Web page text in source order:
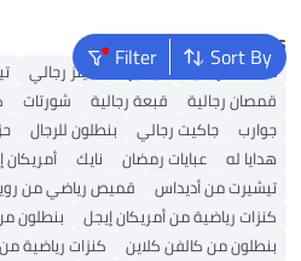
Sort By
FilterPopular Searches
محفظة رجالية تيشيرت جينز رجالي
قمصان رجالية
قبعة رجالية شورتات
جوارب
جاكيت رجالي بنطلون للرجال
هدايا له
عبايات رمضان نايك أمريكان
تيشيرت من أديداس
قميص رياضي من
كنزات رياضية من أمريكان إيجل
بنطلون
بنطلون من كالفن كلاين
كنزات رياضية